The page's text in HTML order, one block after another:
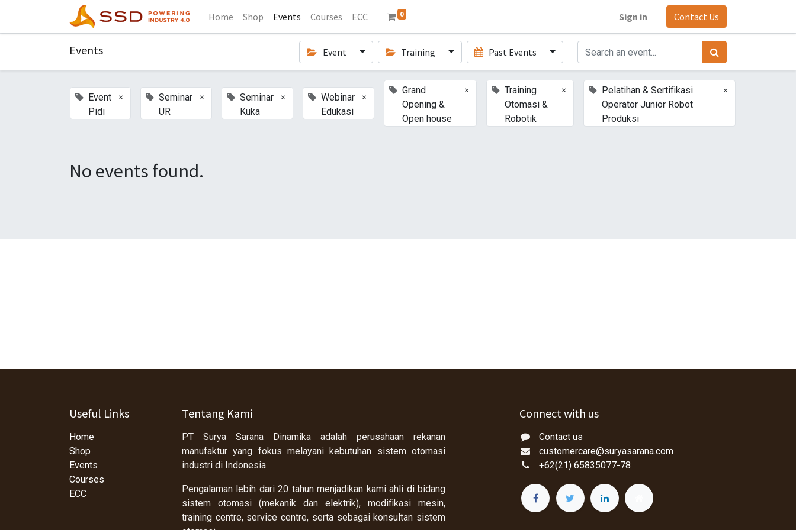
Home Shop Events Courses ECC 0 Sign in Contact Us
Events Event Training Past Events
Event
Pidi
×
Seminar
UR
×
Seminar
Kuka
×
Webinar
Edukasi
×
Grand
Opening &
Open house
×
Training
Otomasi &
Robotik
×
Pelatihan & Sertifikasi
Operator Junior Robot
Produksi
×
No events found.
Useful Links
Home
Shop
Events
Courses
ECC
Tentang Kami
PT Surya Sarana Dinamika adalah perusahaan rekanan
manufaktur yang fokus melayani kebutuhan sistem otomasi
industri di Indonesia.
Pengalaman lebih dari 20 tahun menjadikan kami ahli di bidang
sistem otomasi (mekanik dan elektrik), modifikasi mesin,
training centre, service centre, serta sebagai konsultan sistem
Connect with us
Contact us
customercare@suryasarana.com
+62(21) 65835077-78